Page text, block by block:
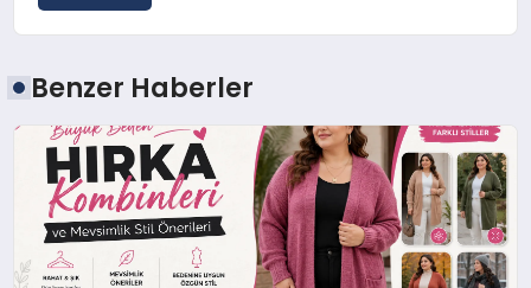
Benzer Haberler